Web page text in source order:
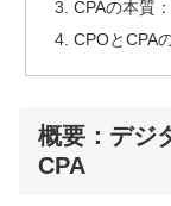
CPAの本質
CPOとCPA
概要：デジ
CPA